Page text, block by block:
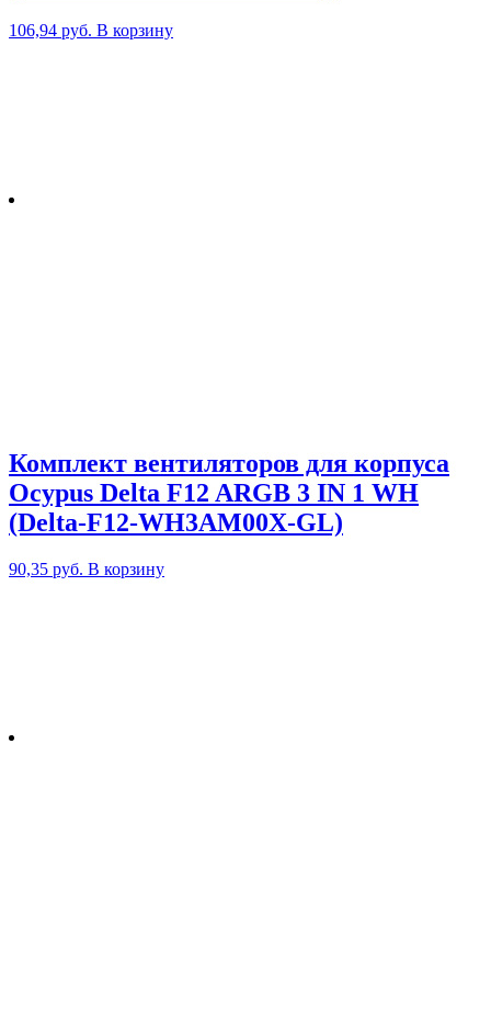
106,94 руб. В корзину
Комплект вентиляторов для корпуса
Ocypus Delta F12 ARGB 3 IN 1 WH
(Delta-F12-WH3AM00X-GL)
90,35 руб. В корзину